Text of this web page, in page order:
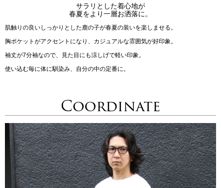
サラリとした着心地が
春夏をより一層お洒落に。
肌触りの良いしっかりとした鹿の子が春夏の装いを楽しませる。
胸ポケットがアクセントになり、カジュアルな雰囲気が好印象。
袖丈が7分袖なので、見た目にも涼しげで軽い印象。
使い込む毎に体に馴染み、自分の中の定番に。
Coordinate